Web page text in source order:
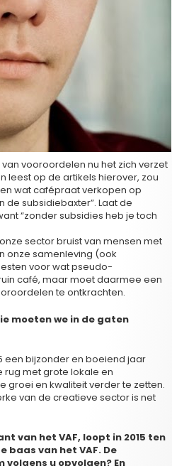
vooroordelen nu het zich verzet
leest op de artikels hierover, zou
wat cafépraat verkopen op
de subsidiebaxter”. Laat de
“zonder subsidies heb je toch
sector bruist van mensen met
onze samenleving (ook
voor wat pseudo-
café, maar moet daarmee een
te ontkrachten.
moeten we in de gaten
een bijzonder en boeiend jaar
rug met grote lokale en
groei en kwaliteit verder te zetten.
van de creatieve sector is net
van het VAF, loopt in 2015 ten
baas van het VAF. De
u opvolgen? En